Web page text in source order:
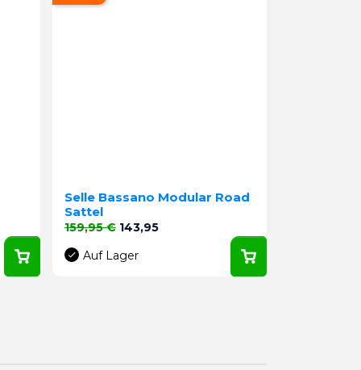
Selle Bassano Modular Road
Sattel
Verkaufspreis
159,95 € Preis
143,95
Auf Lager